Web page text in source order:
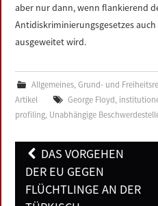
aber nur dann, wenn flankierend
Antidiskriminierungsgesetzes
ausgeweitet wird.
Allgemeines, Grund- und
Artikel
George Floyd,
profiling, Unabhängige
Post
navigation
DAS VORGEHEN
DER EU GEGEN
FLÜCHTLINGE AN DER